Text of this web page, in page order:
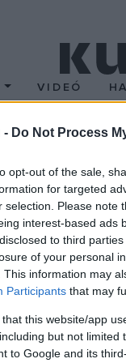
- Do Not Process
opt-out of the sale,
for targeted
selection. Please note
interest-based ads
to third
of your personal
This information may
Participants that may
that this website/app
but not limited
to Google and its
VIDEÓ
a királynak, hogy
lakott földek.
követelni. Károly
és